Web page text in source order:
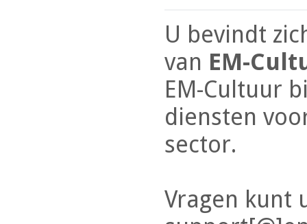
U bevindt
van EM-
EM-Cultuur
diensten
sector.
Vragen kunt